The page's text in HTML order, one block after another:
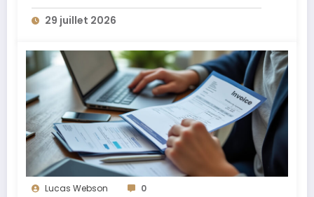
29 juillet 2026
Lucas Webson 0